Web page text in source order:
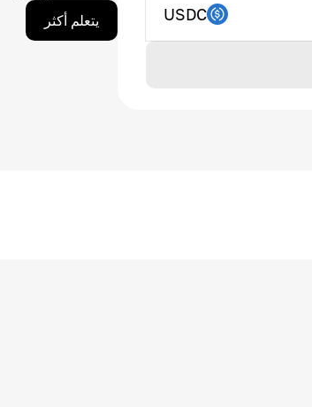
يتعلم أكثر USDC